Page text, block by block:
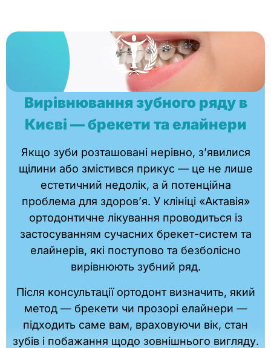
Вирівнювання зубного ряду в
Києві — брекети та елайнери
Якщо зуби розташовані нерівно, з’явилися
щілини або змістився прикус — це не лише
естетичний недолік, а й потенційна
проблема для здоров’я. У клініці «Актавія»
ортодонтичне лікування проводиться із
застосуванням сучасних брекет-систем та
елайнерів, які поступово та безболісно
вирівнюють зубний ряд.
Після консультації ортодонт визначить, який
метод — брекети чи прозорі елайнери —
підходить саме вам, враховуючи вік, стан
зубів і побажання щодо зовнішнього вигляду.